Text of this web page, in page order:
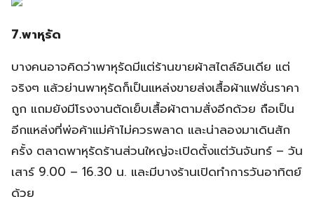
7.พาหุรัด
บางคนอาจคิดว่าพาหุรัดมีแต่ร้านขายผ้าสไตล์อินเดีย แต่
จริงๆ แล้วย่านพาหุรัดก็เป็นแหล่งขายส่งเสื้อผ้าแฟชั่นราคา
ถูก แถมยังมีโรงงานตัดเย็บเสื้อผ้าตามสั่งอีกด้วย ถือเป็น
อีกแหล่งที่พ่อค้าแม่ค้าไม่ควรพลาด และน่าลองมาเดินสัก
ครั้ง ตลาดพาหุรัดร้านส่วนใหญ่จะเปิดตั้งแต่วันจันทร์ – วัน
เสาร์ 9.00 – 16.30 น. และมีบางร้านเปิดทำการวันอาทิตย์
ด้วย